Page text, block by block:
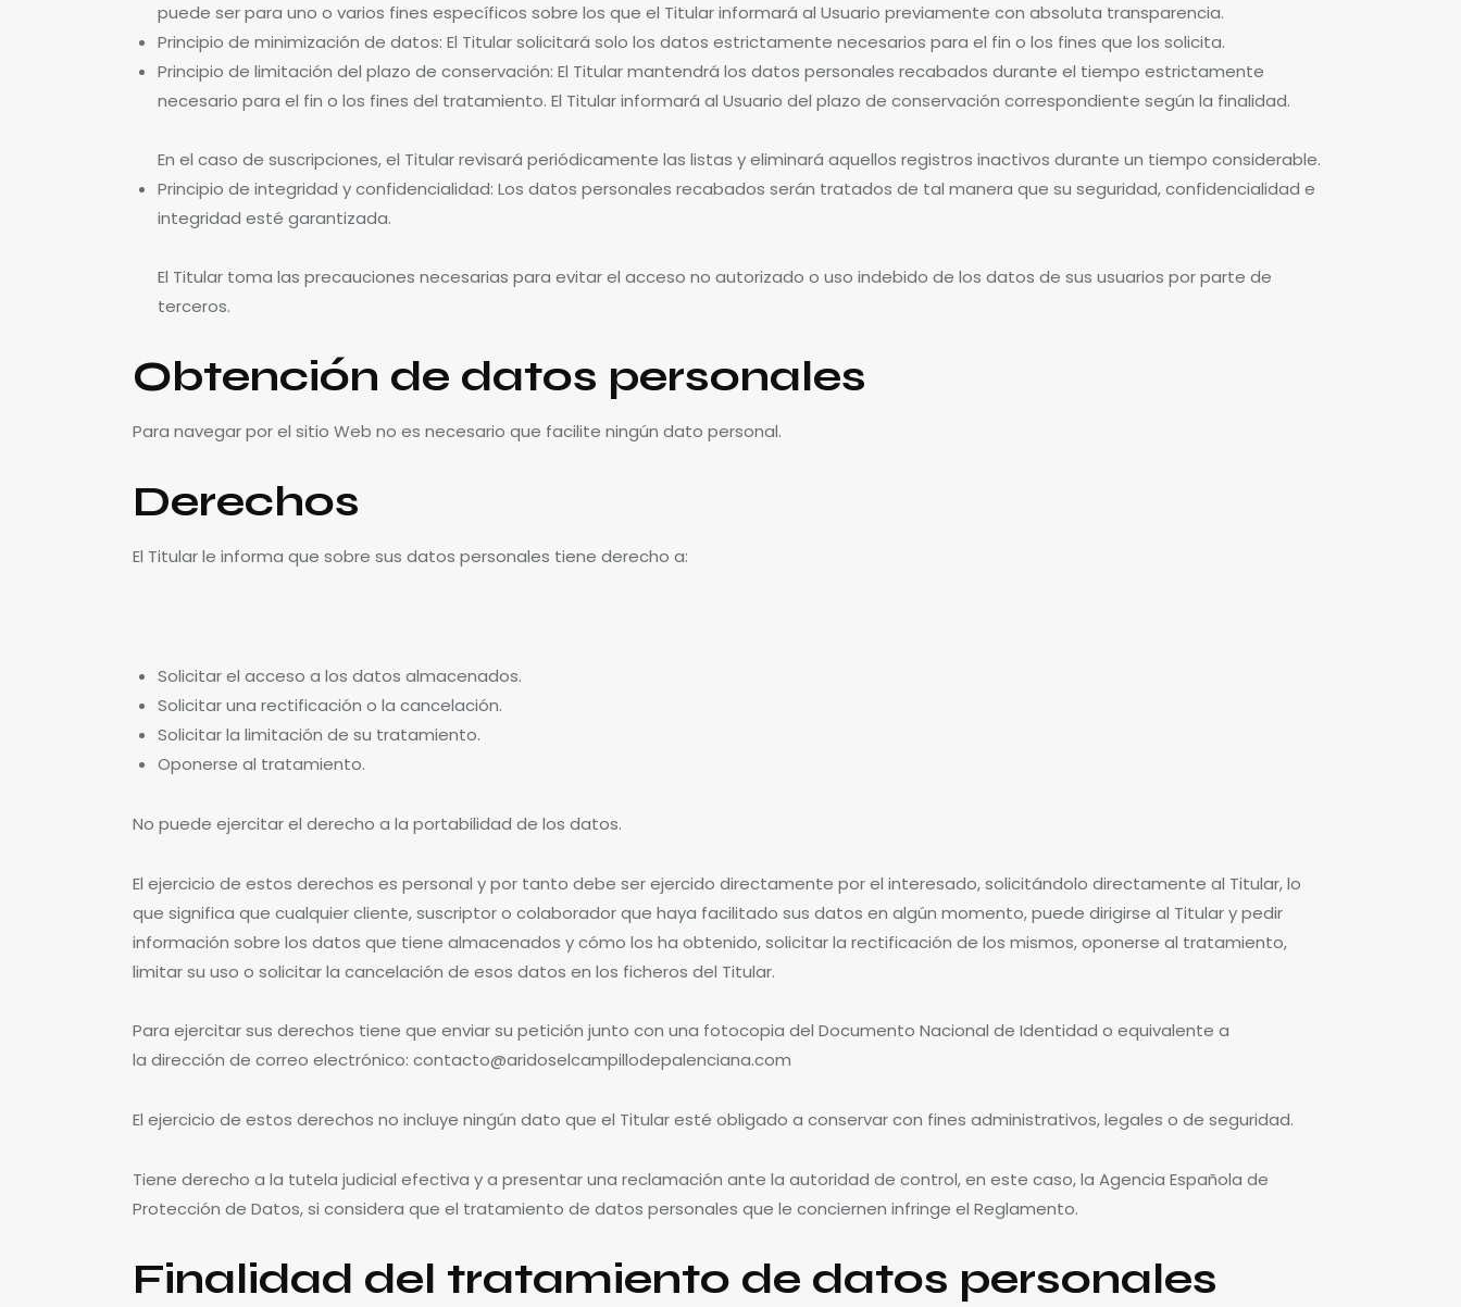
puede ser para uno o varios fines específicos sobre los que el Titular informará al Usuario previamente con absoluta transparencia.
Principio de minimización de datos: El Titular solicitará solo los datos estrictamente necesarios para el fin o los fines que los solicita.
Principio de limitación del plazo de conservación: El Titular mantendrá los datos personales recabados durante el tiempo estrictamente
necesario para el fin o los fines del tratamiento. El Titular informará al Usuario del plazo de conservación correspondiente según la finalidad.
En el caso de suscripciones, el Titular revisará periódicamente las listas y eliminará aquellos registros inactivos durante un tiempo considerable.
Principio de integridad y confidencialidad: Los datos personales recabados serán tratados de tal manera que su seguridad, confidencialidad e
integridad esté garantizada.
El Titular toma las precauciones necesarias para evitar el acceso no autorizado o uso indebido de los datos de sus usuarios por parte de
terceros.
Obtención de datos personales
Para navegar por el sitio Web no es necesario que facilite ningún dato personal.
Derechos
El Titular le informa que sobre sus datos personales tiene derecho a:
Solicitar el acceso a los datos almacenados.
Solicitar una rectificación o la cancelación.
Solicitar la limitación de su tratamiento.
Oponerse al tratamiento.
No puede ejercitar el derecho a la portabilidad de los datos.
El ejercicio de estos derechos es personal y por tanto debe ser ejercido directamente por el interesado, solicitándolo directamente al Titular, lo
que significa que cualquier cliente, suscriptor o colaborador que haya facilitado sus datos en algún momento, puede dirigirse al Titular y pedir
información sobre los datos que tiene almacenados y cómo los ha obtenido, solicitar la rectificación de los mismos, oponerse al tratamiento,
limitar su uso o solicitar la cancelación de esos datos en los ficheros del Titular.
Para ejercitar sus derechos tiene que enviar su petición junto con una fotocopia del Documento Nacional de Identidad o equivalente a
la dirección de correo electrónico: contacto@aridoselcampillodepalenciana.com
El ejercicio de estos derechos no incluye ningún dato que el Titular esté obligado a conservar con fines administrativos, legales o de seguridad.
Tiene derecho a la tutela judicial efectiva y a presentar una reclamación ante la autoridad de control, en este caso, la Agencia Española de
Protección de Datos, si considera que el tratamiento de datos personales que le conciernen infringe el Reglamento.
Finalidad del tratamiento de datos personales